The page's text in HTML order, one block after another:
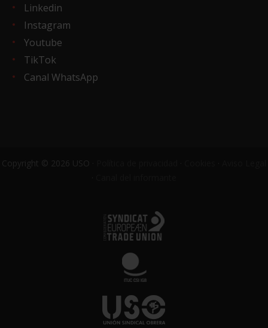
Linkedin
Instagram
Youtube
TikTok
Canal WhatsApp
Copyright © 2026 USO ·